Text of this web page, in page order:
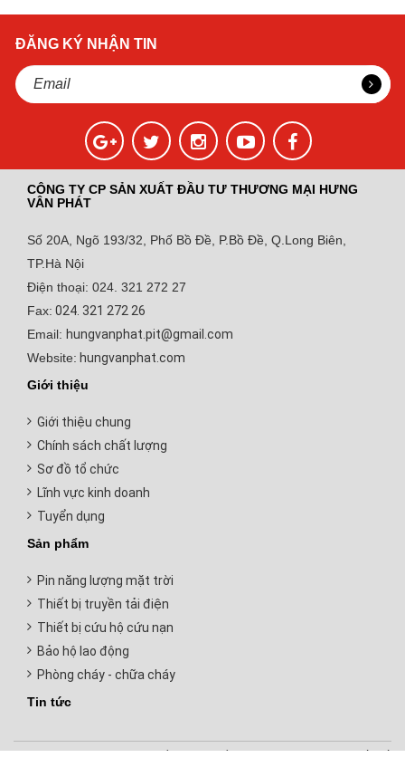
ĐĂNG KÝ NHẬN TIN
CÔNG TY CP SẢN XUẤT ĐẦU TƯ THƯƠNG MẠI HƯNG
VÂN PHÁT
Số 20A, Ngõ 193/32, Phố Bồ Đề, P.Bồ Đề, Q.Long Biên,
TP.Hà Nội
Điện thoại: 024. 321 272 27
Fax: 024. 321 272 26
Email: hungvanphat.pit@gmail.com
Website: hungvanphat.com
Giới thiệu
Giới thiệu chung
Chính sách chất lượng
Sơ đồ tổ chức
Lĩnh vực kinh doanh
Tuyển dụng
Sản phẩm
Pin năng lượng mặt trời
Thiết bị truyền tải điện
Thiết bị cứu hộ cứu nạn
Bảo hộ lao động
Phòng cháy - chữa cháy
Tin tức
Copyright © 2019 Bản quyền thuộc về HUNG VAN PHAT.Thiết kế